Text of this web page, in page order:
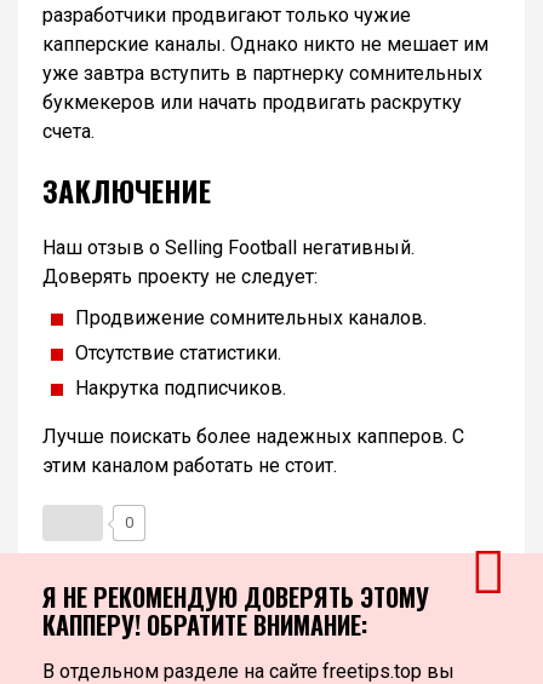
разработчики продвигают только чужие
капперские каналы. Однако никто не мешает им
уже завтра вступить в партнерку сомнительных
букмекеров или начать продвигать раскрутку
счета.
ЗАКЛЮЧЕНИЕ
Наш отзыв о Selling Football негативный.
Доверять проекту не следует:
Продвижение сомнительных каналов.
Отсутствие статистики.
Накрутка подписчиков.
Лучше поискать более надежных капперов. С
этим каналом работать не стоит.
0
Я НЕ РЕКОМЕНДУЮ ДОВЕРЯТЬ ЭТОМУ
КАППЕРУ! ОБРАТИТЕ ВНИМАНИЕ:
В отдельном разделе на сайте freetips.top вы